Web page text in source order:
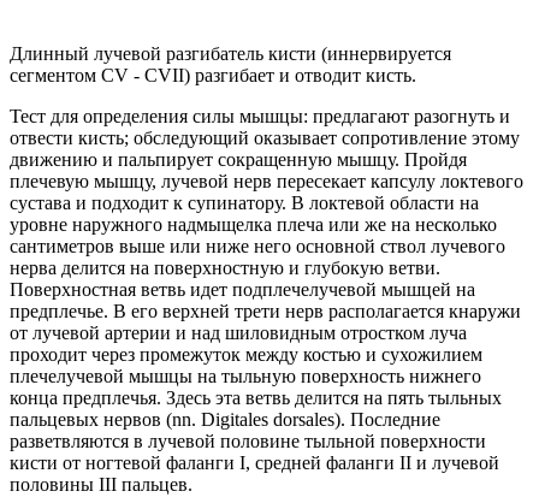
Длинный лучевой разгибатель кисти (иннервируется
сегментом CV - CVII) разгибает и отводит кисть.
Тест для определения силы мышцы: предлагают разогнуть и
отвести кисть; обследующий оказывает сопротивление этому
движению и пальпирует сокращенную мышцу. Пройдя
плечевую мышцу, лучевой нерв пересекает капсулу локтевого
сустава и подходит к супинатору. В локтевой области на
уровне наружного надмыщелка плеча или же на несколько
сантиметров выше или ниже него основной ствол лучевого
нерва делится на поверхностную и глубокую ветви.
Поверхностная ветвь идет подплечелучевой мышцей на
предплечье. В его верхней трети нерв располагается кнаружи
от лучевой артерии и над шиловидным отростком луча
проходит через промежуток между костью и сухожилием
плечелучевой мышцы на тыльную поверхность нижнего
конца предплечья. Здесь эта ветвь делится на пять тыльных
пальцевых нервов (nn. Digitales dorsales). Последние
разветвляются в лучевой половине тыльной поверхности
кисти от ногтевой фаланги I, средней фаланги II и лучевой
половины III пальцев.